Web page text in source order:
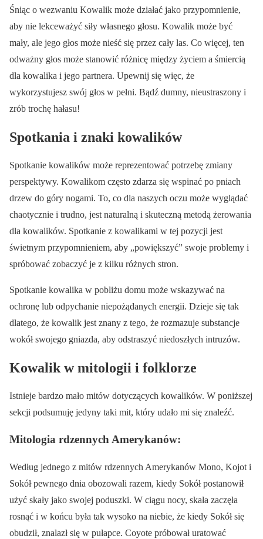
Śniąc o wezwaniu Kowalik może działać jako przypomnienie,
aby nie lekceważyć siły własnego głosu. Kowalik może być
mały, ale jego głos może nieść się przez cały las. Co więcej, ten
odważny głos może stanowić różnicę między życiem a śmiercią
dla kowalika i jego partnera. Upewnij się więc, że
wykorzystujesz swój głos w pełni. Bądź dumny, nieustraszony i
zrób trochę hałasu!
Spotkania i znaki kowalików
Spotkanie kowalików może reprezentować potrzebę zmiany
perspektywy. Kowalikom często zdarza się wspinać po pniach
drzew do góry nogami. To, co dla naszych oczu może wyglądać
chaotycznie i trudno, jest naturalną i skuteczną metodą żerowania
dla kowalików. Spotkanie z kowalikami w tej pozycji jest
świetnym przypomnieniem, aby „powiększyć” swoje problemy i
spróbować zobaczyć je z kilku różnych stron.
Spotkanie kowalika w pobliżu domu może wskazywać na
ochronę lub odpychanie niepożądanych energii. Dzieje się tak
dlatego, że kowalik jest znany z tego, że rozmazuje substancje
wokół swojego gniazda, aby odstraszyć niedoszłych intruzów.
Kowalik w mitologii i folklorze
Istnieje bardzo mało mitów dotyczących kowalików. W poniższej
sekcji podsumuję jedyny taki mit, który udało mi się znaleźć.
Mitologia rdzennych Amerykanów:
Według jednego z mitów rdzennych Amerykanów Mono, Kojot i
Sokół pewnego dnia obozowali razem, kiedy Sokół postanowił
użyć skały jako swojej poduszki. W ciągu nocy, skała zaczęła
rosnąć i w końcu była tak wysoko na niebie, że kiedy Sokół się
obudził, znalazł się w pułapce. Coyote próbował uratować